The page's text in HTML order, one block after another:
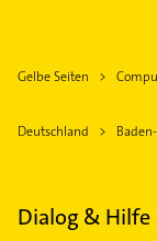
Gelbe Seiten
Deutschland
Dialog & Hilfe